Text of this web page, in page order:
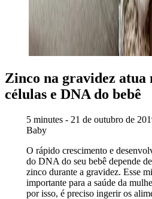
Zinco na gravidez atua
células e DNA do bebê
5 minutes - 21 de outubro de
Baby
O rápido crescimento e
do DNA do seu bebê depende
zinco durante a gravidez. Esse
importante para a saúde da
por isso, é preciso ingerir os